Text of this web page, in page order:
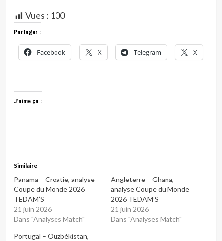
Vues : 100
Partager :
Facebook X Telegram X
J’aime ça :
Similaire
Panama – Croatie, analyse
Coupe du Monde 2026
TEDAM’S
21 juin 2026
Dans "Analyses Match"
Angleterre – Ghana,
analyse Coupe du Monde
2026 TEDAM’S
21 juin 2026
Dans "Analyses Match"
Portugal – Ouzbékistan,